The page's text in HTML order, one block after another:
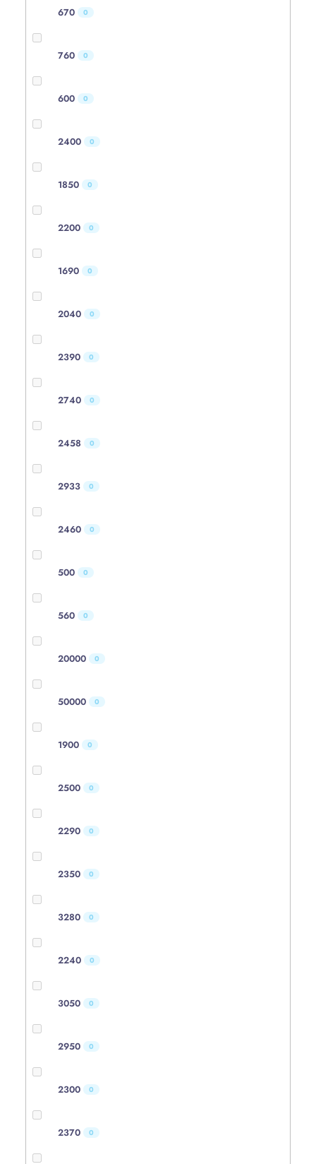
670 0
760 0
600 0
2400 0
1850 0
2200 0
1690 0
2040 0
2390 0
2740 0
2458 0
2933 0
2460 0
500 0
560 0
20000 0
50000 0
1900 0
2500 0
2290 0
2350 0
3280 0
2240 0
3050 0
2950 0
2300 0
2370 0